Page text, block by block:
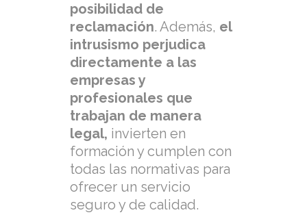
posibilidad de
reclamación. Además, el
intrusismo perjudica
directamente a las
empresas y
profesionales que
trabajan de manera
legal, invierten en
formación y cumplen con
todas las normativas para
ofrecer un servicio
seguro y de calidad.